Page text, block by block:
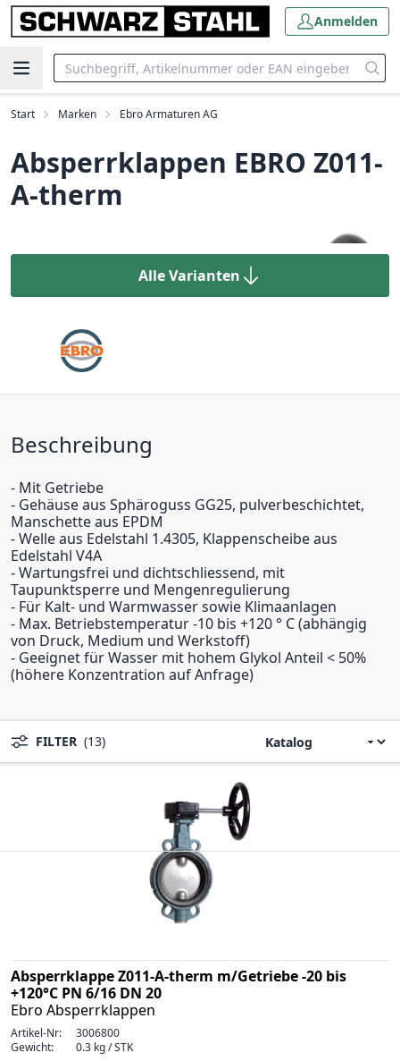
Anmelden
Start Marken Ebro Armaturen AG
Absperrklappen EBRO Z011-
A-therm
Alle Varianten
Beschreibung
- Mit Getriebe
- Gehäuse aus Sphäroguss GG25, pulverbeschichtet,
Manschette aus EPDM
- Welle aus Edelstahl 1.4305, Klappenscheibe aus
Edelstahl V4A
- Wartungsfrei und dichtschliessend, mit
Taupunktsperre und Mengenregulierung
- Für Kalt- und Warmwasser sowie Klimaanlagen
- Max. Betriebstemperatur -10 bis +120 ° C (abhängig
von Druck, Medium und Werkstoff)
- Geeignet für Wasser mit hohem Glykol Anteil < 50%
(höhere Konzentration auf Anfrage)
FILTER (13)
Absperrklappe Z011-A-therm m/Getriebe -20 bis
+120°C PN 6/16 DN 20
Ebro Absperrklappen
Artikel-Nr:
3006800
Gewicht:
0.3 kg / STK